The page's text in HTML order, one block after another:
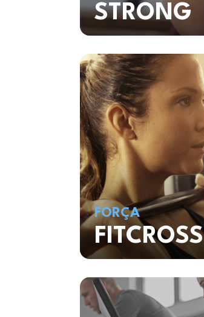
STRONG
FORÇA
FITCROSS